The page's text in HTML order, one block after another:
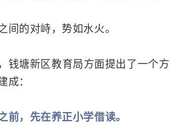
间的对峙，势如水火。
钱塘新区教育局方面提出了一个
成：
前，先在养正小学借读。